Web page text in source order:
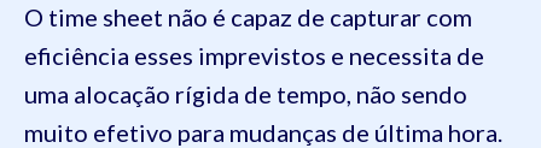
O time sheet não é capaz de capturar com
eficiência esses imprevistos e necessita de
uma alocação rígida de tempo, não sendo
muito efetivo para mudanças de última hora.